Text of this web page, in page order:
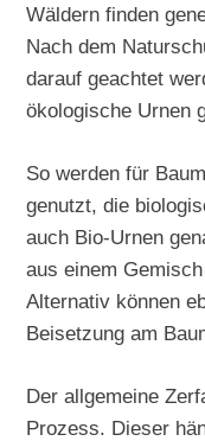
Wäldern finden
Nach dem
darauf geachtet
ökologische Urnen
So werden für
genutzt, die
auch Bio-Urnen
aus einem
Alternativ können
Beisetzung am
Der allgemeine
Prozess. Dieser